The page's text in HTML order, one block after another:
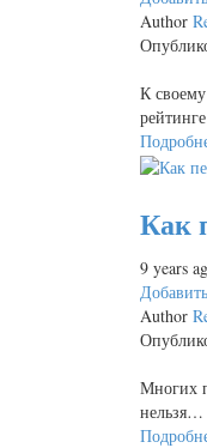
Author
К
Как
9 years
Author
Многих
нельзя…